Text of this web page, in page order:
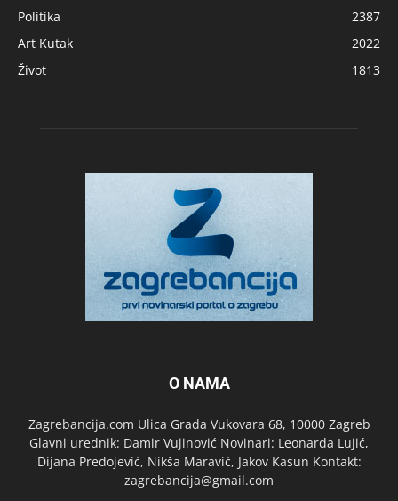
Politika
2387
Art Kutak
2022
Život
1813
O NAMA
Zagrebancija.com Ulica Grada Vukovara 68, 10000 Zagreb
Glavni urednik: Damir Vujinović Novinari: Leonarda Lujić,
Dijana Predojević, Nikša Maravić, Jakov Kasun Kontakt:
zagrebancija@gmail.com